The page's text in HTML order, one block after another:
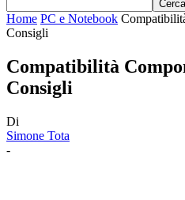
Home PC e Notebook
Consigli
Compatibilità
Consigli
Di
Simone Tota
-